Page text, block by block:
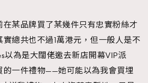
在某品牌買了某幾件只有忠實粉絲才
總共也不過1萬港元，但一般人是不
以為是大闊佬邀去新店開幕VIP派
的一件禮物——她可能以為我會買埋